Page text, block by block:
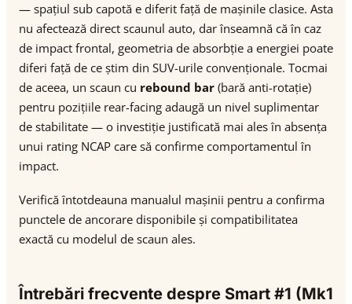
— spațiul sub capotă e diferit față de mașinile clasice. Asta
nu afectează direct scaunul auto, dar înseamnă că în caz
de impact frontal, geometria de absorbție a energiei poate
diferi față de ce știm din SUV-urile convenționale. Tocmai
de aceea, un scaun cu rebound bar (bară anti-rotație)
pentru pozițiile rear-facing adaugă un nivel suplimentar
de stabilitate — o investiție justificată mai ales în absența
unui rating NCAP care să confirme comportamentul în
impact.
Verifică întotdeauna manualul mașinii pentru a confirma
punctele de ancorare disponibile și compatibilitatea
exactă cu modelul de scaun ales.
Întrebări frecvente despre Smart #1 (Mk1